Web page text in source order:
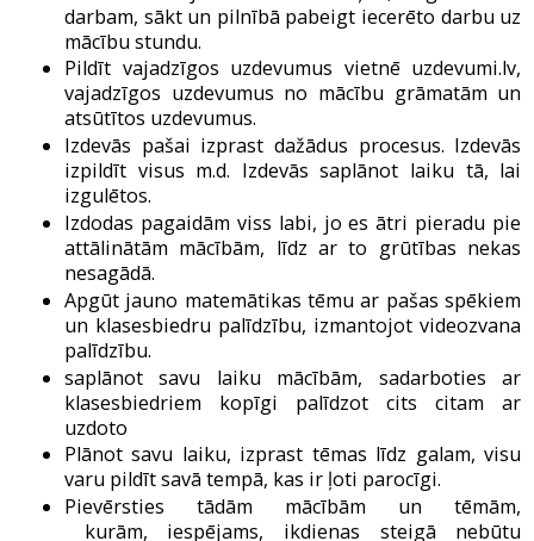
darbam, sākt un pilnībā pabeigt iecerēto darbu uz
mācību stundu.
Pildīt vajadzīgos uzdevumus vietnē uzdevumi.lv,
vajadzīgos uzdevumus no mācību grāmatām un
atsūtītos uzdevumus.
Izdevās pašai izprast dažādus procesus. Izdevās
izpildīt visus m.d. Izdevās saplānot laiku tā, lai
izgulētos.
Izdodas pagaidām viss labi, jo es ātri pieradu pie
attālinātām mācībām, līdz ar to grūtības nekas
nesagādā.
Apgūt jauno matemātikas tēmu ar pašas spēkiem
un klasesbiedru palīdzību, izmantojot videozvana
palīdzību.
saplānot savu laiku mācībām, sadarboties ar
klasesbiedriem kopīgi palīdzot cits citam ar
uzdoto
Plānot savu laiku, izprast tēmas līdz galam, visu
varu pildīt savā tempā, kas ir ļoti parocīgi.
Pievērsties tādām mācībām un tēmām,
kurām, iespējams, ikdienas steigā nebūtu